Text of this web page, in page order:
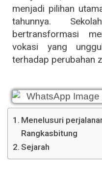
menjadi pilihan
tahunnya.
bertransformasi
vokasi yang
terhadap perubahan
Menelusuri
Rangkasbitung
Sejarah